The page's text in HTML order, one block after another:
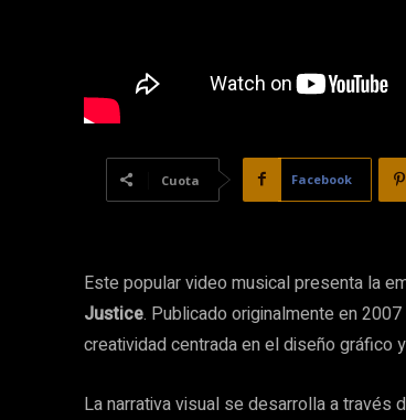
Cuota Facebook
Este popular video musical presenta la
Justice. Publicado originalmente en
creatividad centrada en el diseño gráfico
La narrativa visual se desarrolla a través